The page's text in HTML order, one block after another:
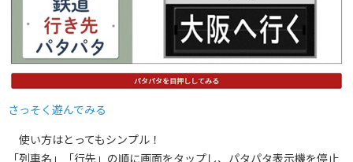
さっそく遊んでみる
使い方はとってもシンプル！
「列車名」「行先」の順に画面をタップし、パタパタ表示機を停止